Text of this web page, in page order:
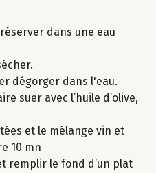
dans une eau
dégorger dans l'eau.
suer avec l’huile d’olive,
et le mélange vin et
10 mn
remplir le fond d’un plat